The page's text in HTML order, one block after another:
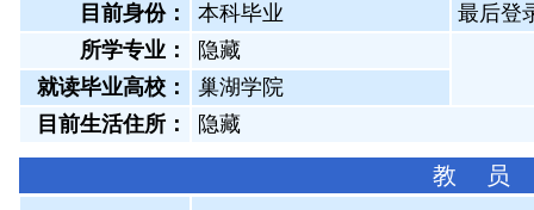
目前身份： 本科毕业
最后登
所学专业：
隐藏
就读毕业高校：
巢湖学院
目前生活住所：
隐藏
教 员